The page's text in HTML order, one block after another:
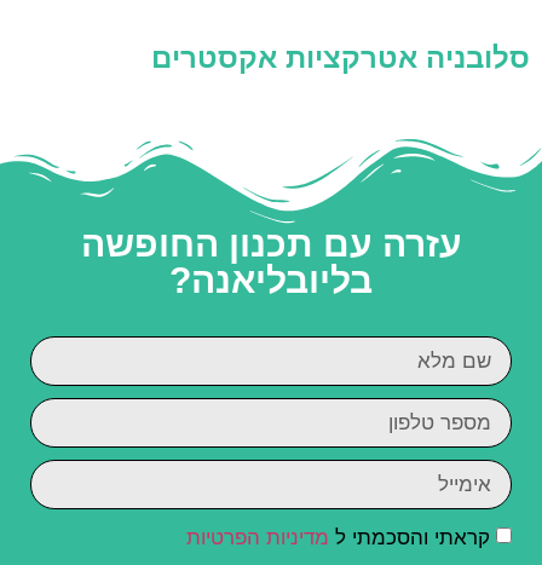
סלובניה אטרקציות אקסטרים
עזרה עם תכנון החופשה
בליובליאנה?
קראתי והסכמתי ל מדיניות הפרטיות